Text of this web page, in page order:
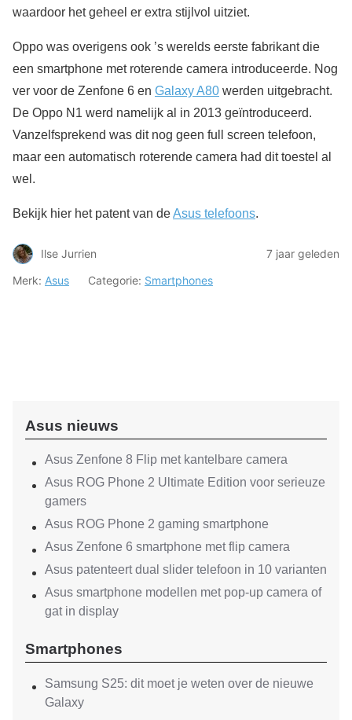
waardoor het geheel er extra stijlvol uitziet.
Oppo was overigens ook ’s werelds eerste fabrikant die
een smartphone met roterende camera introduceerde. Nog
ver voor de Zenfone 6 en Galaxy A80 werden uitgebracht.
De Oppo N1 werd namelijk al in 2013 geïntroduceerd.
Vanzelfsprekend was dit nog geen full screen telefoon,
maar een automatisch roterende camera had dit toestel al
wel.
Bekijk hier het patent van deAsus telefoons.
Ilse Jurrien
7 jaar geleden
Merk: Asus Categorie: Smartphones
Asus nieuws
Asus Zenfone 8 Flip met kantelbare camera
Asus ROG Phone 2 Ultimate Edition voor serieuze
gamers
Asus ROG Phone 2 gaming smartphone
Asus Zenfone 6 smartphone met flip camera
Asus patenteert dual slider telefoon in 10 varianten
Asus smartphone modellen met pop-up camera of
gat in display
Smartphones
Samsung S25: dit moet je weten over de nieuwe
Galaxy